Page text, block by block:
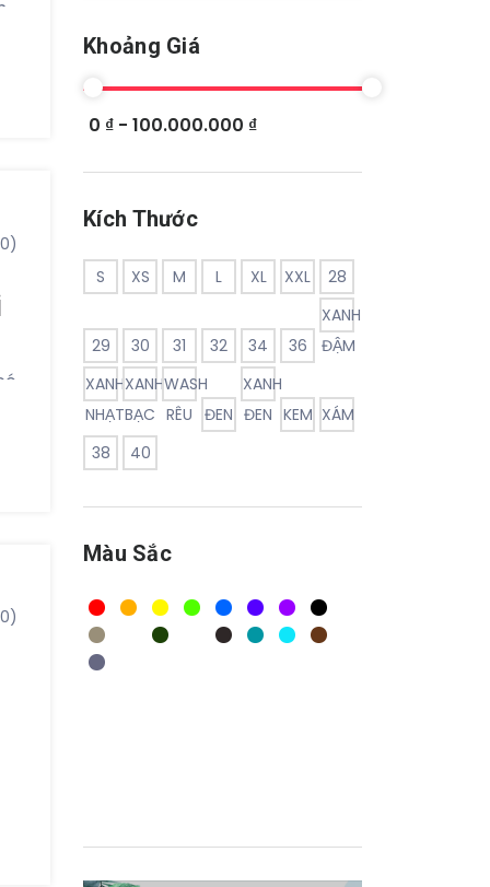
Khoảng Giá
0 ₫ - 100.000.000 ₫
Kích Thước
S XS M L XL XXL 28
29 30 31 32 34 36
XANH
ĐẬM
XANH
NHẠT
XANH
BẠC
WASH
RÊU ĐEN
XANH
ĐEN KEM XÁM
38
40
Màu Sắc